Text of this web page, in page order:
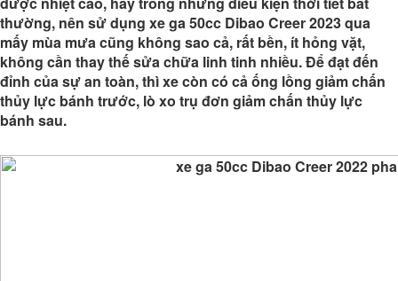
thường, nên sử dụng xe ga 50cc Dibao Creer 2023 qua
mấy mùa mưa cũng không sao cả, rất bền, ít hỏng vặt,
không cần thay thế sửa chữa linh tinh nhiều. Để đạt đến
đỉnh của sự an toàn, thì xe còn có cả ống lồng giảm chấn
thủy lực bánh trước, lò xo trụ đơn giảm chấn thủy lực
bánh sau.